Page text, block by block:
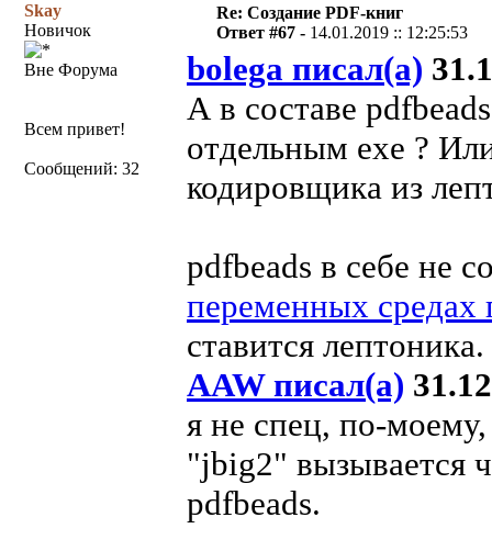
Skay
Новичок
Вне Форума
Всем привет!
Сообщений: 32
Re: Создание PDF-книг
Ответ #67 - 14.01.2019 :: 12:25:53
bolega писал(а)
А в составе
отдельным exe ?
кодировщика из
pdfbeads в себе не
переменных средах
ставится лептоника.
AAW писал(а)
я не спец, по-
"jbig2" вызывается
pdfbeads.